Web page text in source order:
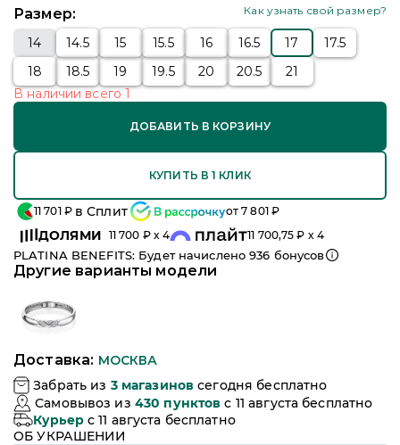
Размер: Как узнать свой размер?
14 14.5 15 15.5 16 16.5 17
17.5
18
18.5 19 19.5 20 20.5
21
В наличиивсего1
ДОБАВИТЬ В КОРЗИНУ
КУПИТЬ В 1 КЛИК
11 701₽ в Сплит от7 801₽
ДОЛЯМИ 11 700 ₽ x 4 11 700,75 ₽ x 4
PLATINA BENEFITS: Будет начислено936 бонусов
Другие варианты модели
Доставка: МОСКВА
Забрать из 3магазинов сегодня бесплатно
Самовывоз из 430 пунктов c 11 августа бесплатно
Курьер c 11 августа бесплатно
ОБ УКРАШЕНИИ